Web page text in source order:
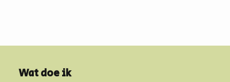
Wat doe ik